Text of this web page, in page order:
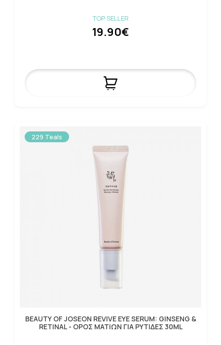
TOP SELLER
19.90€
229 Teals
BEAUTY OF JOSEON REVIVE EYE SERUM: GINSENG &
RETINAL - ΟΡΟΣ ΜΑΤΙΩΝ ΓΙΑ ΡΥΤΙΔΕΣ 30ML